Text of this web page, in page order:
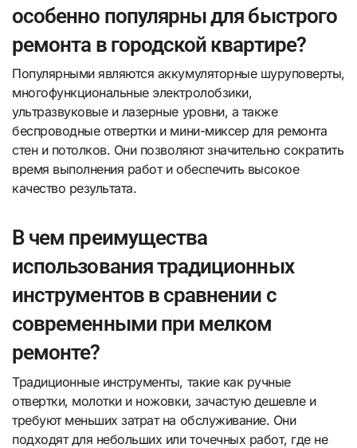
особенно популярны для быстрого
ремонта в городской квартире?
Популярными являются аккумуляторные шуруповерты,
многофункциональные электролобзики,
ультразвуковые и лазерные уровни, а также
беспроводные отвертки и мини-миксер для ремонта
стен и потолков. Они позволяют значительно сократить
время выполнения работ и обеспечить высокое
качество результата.
В чем преимущества
использования традиционных
инструментов в сравнении с
современными при мелком
ремонте?
Традиционные инструменты, такие как ручные
отвертки, молотки и ножовки, зачастую дешевле и
требуют меньших затрат на обслуживание. Они
подходят для небольших или точечных работ, где не